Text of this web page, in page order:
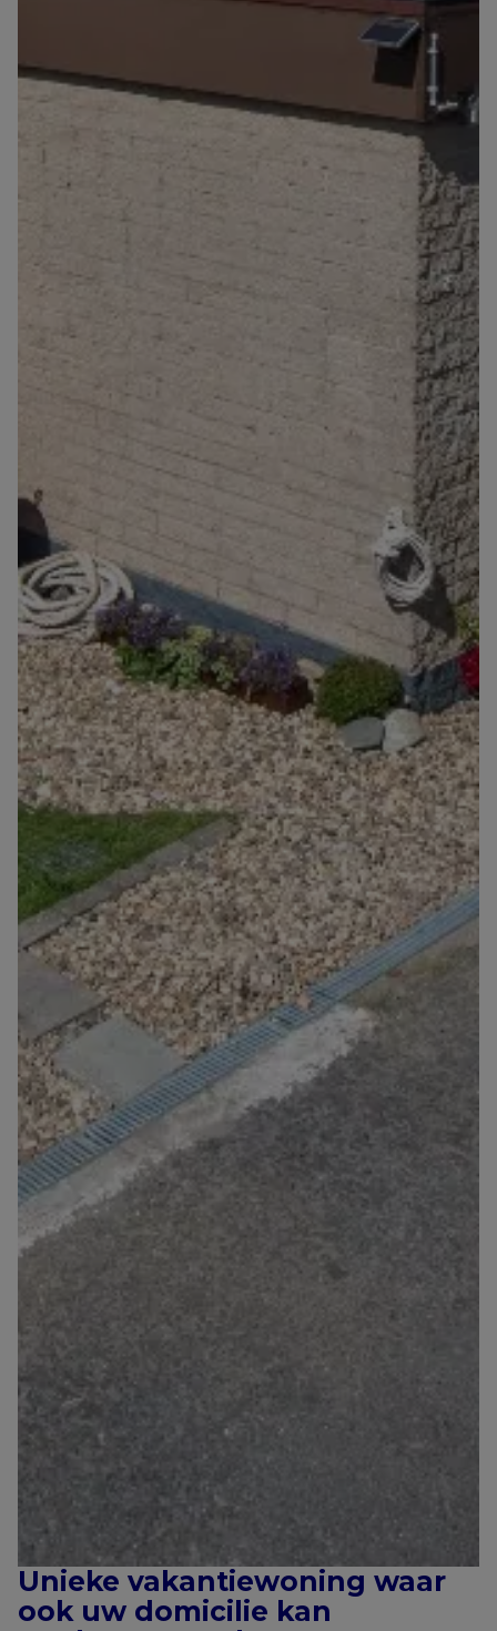
Unieke vakantiewoning waar
ook uw domicilie kan